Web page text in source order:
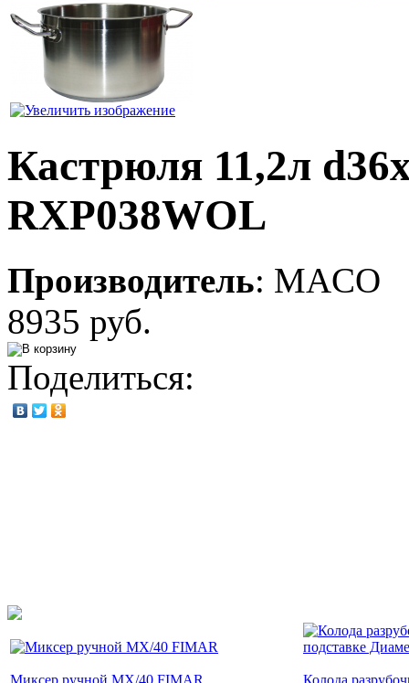
Кастрюля 11,2л
RXP038WOL
Производитель: MACO
8935 руб.
Поделиться:
Миксер ручной MX/40 FIMAR
Колода